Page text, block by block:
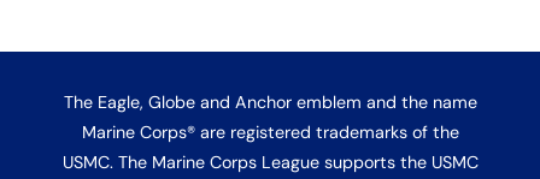
The Eagle, Globe and Anchor emblem and the name
Marine Corps® are registered trademarks of the
USMC. The Marine Corps League supports the USMC